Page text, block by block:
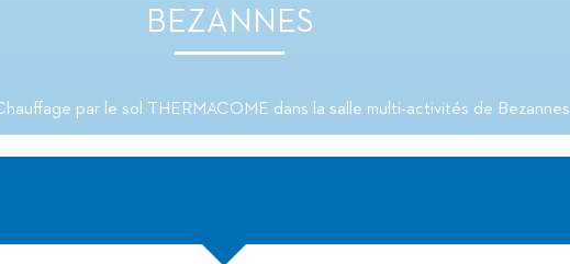
BEZANNES
par le sol THERMACOME dans la salle multi-activités de Bezannes